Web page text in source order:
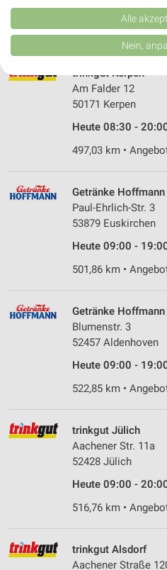
Heute 10:00 -
497,05 km
trinkgut Kerpen
Am Falder 12
50171 Kerpen
Heute 08:30 -
497,03 km •
Getränke
Paul-Ehrlich-Str. 3
53879 Euskirchen
Heute 09:00 -
501,86 km •
Getränke
Blumenstr. 3
52457 Aldenhoven
Heute 09:00 -
522,85 km •
trinkgut Jülich
Aachener Str. 11a
52428 Jülich
Heute 09:00 -
516,76 km •
trinkgut Alsdorf
Aachener Straße
Kombinationen von Daten aus
Verbesserung der Angebote.
von Inhalten.
Daten können außerhalb der
Website/App.
IAB-Verarbeitungszwecke:
Speichern von oder Zugriff auf
Verwendung reduzierter Daten
Werbeanzeigen
Erstellung von Profilen für
Verwendung von Profilen zur
Erstellung von Profilen zur
von Inhalten
Verwendung von Profilen zur
personalisierter Inhalte
Messung der Performance von
Analyse von Zielgruppen durch
Entwicklung und Verbesserung
Verwendung reduzierter Daten
Inhalten
Alle
Nein,